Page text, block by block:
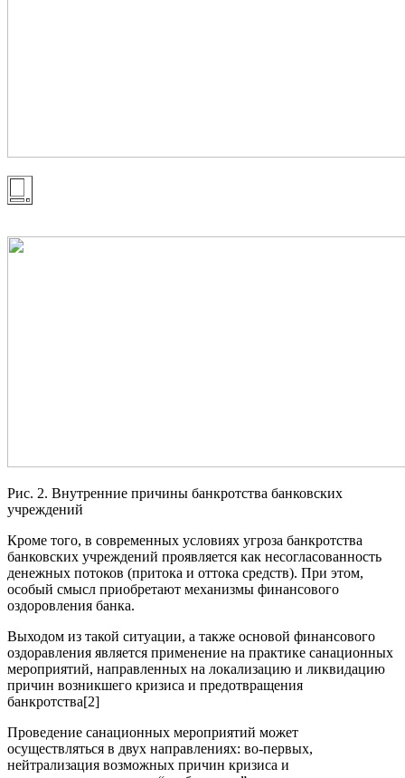
Рис. 2. Внутренние причины банкротства банковских
учреждений
Кроме того, в современных условиях угроза банкротства
банковских учреждений проявляется как несогласованность
денежных потоков (притока и оттока средств). При этом,
особый смысл приобретают механизмы финансового
оздоровления банка.
Выходом из такой ситуации, а также основой финансового
оздоравления является применение на практике санационных
мероприятий, направленных на локализацию и ликвидацию
причин возникшего кризиса и предотвращения
банкротства[2]
Проведение санационных мероприятий может
осуществляться в двух направлениях: во-первых,
нейтрализация возможных причин кризиса и